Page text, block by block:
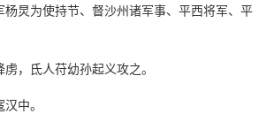
杨炅为使持节、督沙州诸军事、平西将军、平
，氐人苻幼孙起义攻之。
中。